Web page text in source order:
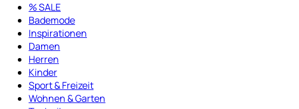
% SALE
Bademode
Inspirationen
Damen
Herren
Kinder
Sport & Freizeit
Wohnen & Garten